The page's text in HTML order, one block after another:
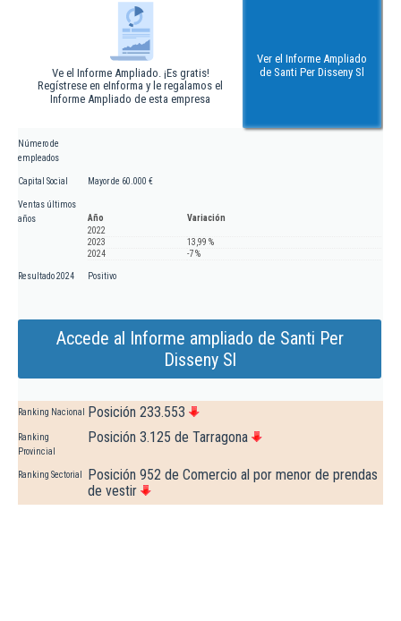
Ve el Informe Ampliado. ¡Es gratis!
Regístrese en eInforma y le regalamos el
Informe Ampliado de esta empresa
Ver el Informe Ampliado
de Santi Per Disseny Sl
Número de
empleados
Capital Social Mayor de 60.000 €
Ventas últimos
años
Año
Variación
2022
2023
13,99 %
2024
-7 %
Resultado 2024 Positivo
Accede al Informe ampliado de Santi Per
Disseny Sl
Ranking Nacional Posición 233.553
Ranking
Provincial
Posición 3.125 de Tarragona
Ranking Sectorial
Posición 952 de Comercio al por menor de prendas
de vestir